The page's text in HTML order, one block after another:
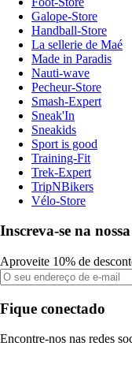
Galope-Store
Handball-Store
La sellerie de Maé
Made in Paradis
Nauti-wave
Pecheur-Store
Smash-Expert
Sneak'In
Sneakids
Sport is good
Training-Fit
Trek-Expert
TripNBikers
Vélo-Store
Inscreva-se na
Aproveite 10% de
Fique conectado
Encontre-nos nas redes